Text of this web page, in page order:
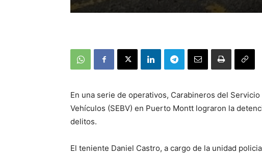
En una serie de operativos, Carabineros del
Vehículos (SEBV) en Puerto Montt lograron la
delitos.
El teniente Daniel Castro, a cargo de la unidad